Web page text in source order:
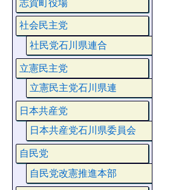
志賀町役場
社会民主党
社民党石川県連合
立憲民主党
立憲民主党石川県連
日本共産党
日本共産党石川県委員会
自民党
自民党改憲推進本部